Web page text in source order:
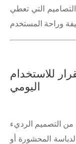
التي تعطي
وراحة المستخدم
للاستخدام
اليومي
من التصميم الرديء
المحشورة أو